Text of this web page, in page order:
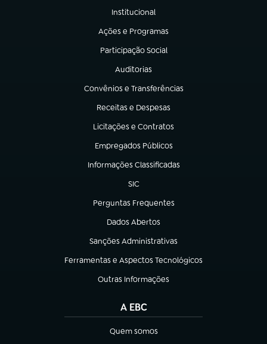
Institucional
(abre em nova aba)
Ações e Programas
(abre em nova aba)
Participação Social
(abre em nova aba)
Auditorias
(abre em nova aba)
Convênios e Transferências
(abre em nova aba)
Receitas e Despesas
(abre em nova aba)
Licitações e Contratos
(abre em nova aba)
Empregados Públicos
(abre em nova aba)
Informações Classificadas
(abre em nova aba)
SIC
(abre em nova aba)
Perguntas Frequentes
(abre em nova aba)
Dados Abertos
(abre em nova aba)
Sanções Administrativas
(abre em nova aba)
Ferramentas e Aspectos Tecnológicos
(abre em nova aba)
Outras Informações
(abre em nova aba)
A EBC
Quem somos
(abre em nova aba)